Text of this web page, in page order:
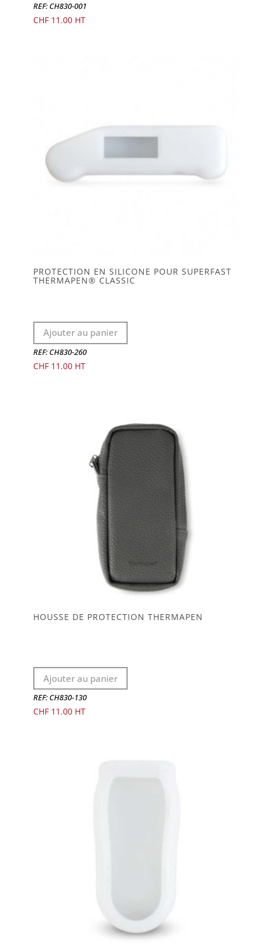
REF: CH830-001
CHF11.00
PROTECTION EN SILICONE POUR SUPERFAST
THERMAPEN® CLASSIC
Ajouter au panier
REF: CH830-260
CHF11.00
HOUSSE DE PROTECTION THERMAPEN
Ajouter au panier
REF: CH830-130
CHF11.00